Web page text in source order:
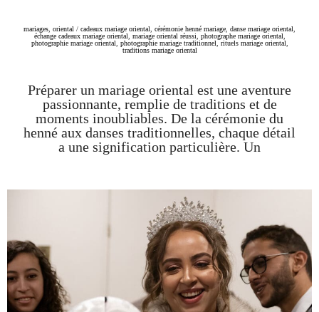
mariages oriental / cadeaux mariage oriental cérémonie henné mariage danse mariage oriental
échange cadeaux mariage oriental
mariage oriental réussi photographe mariage oriental
photographie mariage oriental
photographie mariage traditionnel rituels mariage oriental
traditions mariage oriental
Préparer un mariage oriental est une aventure
passionnante, remplie de traditions et de
moments inoubliables. De la cérémonie du
henné aux danses traditionnelles, chaque détail
a une signification particulière. Un